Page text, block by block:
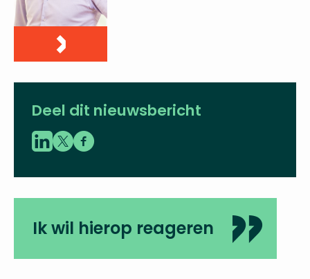
Deel dit nieuwsbericht
Ik wil hierop reageren